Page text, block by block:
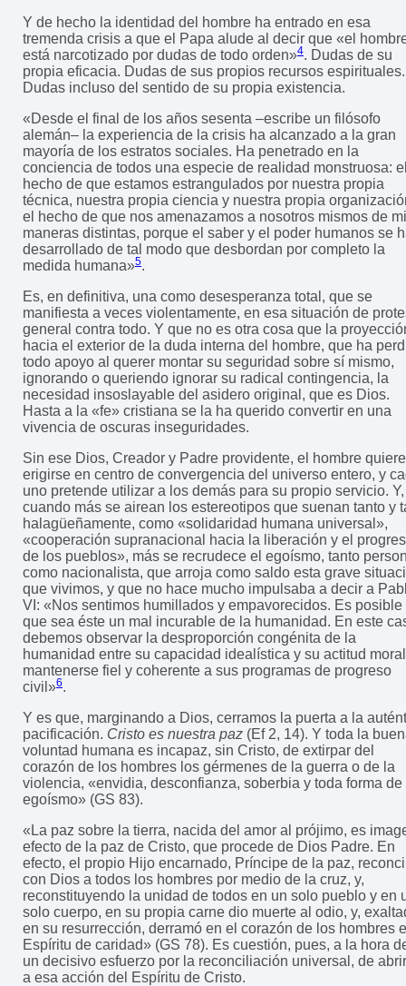
Y de hecho la identidad del hombre ha entrado en esa
tremenda crisis a que el Papa alude al decir que «el
está narcotizado por dudas de todo orden»4. Dudas de su
propia eficacia. Dudas de sus propios recursos espirituales.
Dudas incluso del sentido de su propia existencia.
«Desde el final de los años sesenta –escribe un filósofo
alemán– la experiencia de la crisis ha alcanzado a la gran
mayoría de los estratos sociales. Ha penetrado en la
conciencia de todos una especie de realidad monstruosa:
hecho de que estamos estrangulados por nuestra propia
técnica, nuestra propia ciencia y nuestra propia
el hecho de que nos amenazamos a nosotros mismos de
maneras distintas, porque el saber y el poder humanos se
desarrollado de tal modo que desbordan por completo la
medida humana»5.
Es, en definitiva, una como desesperanza total, que se
manifiesta a veces violentamente, en esa situación de
general contra todo. Y que no es otra cosa que la
hacia el exterior de la duda interna del hombre, que ha
todo apoyo al querer montar su seguridad sobre sí mismo,
ignorando o queriendo ignorar su radical contingencia, la
necesidad insoslayable del asidero original, que es Dios.
Hasta a la «fe» cristiana se la ha querido convertir en una
vivencia de oscuras inseguridades.
Sin ese Dios, Creador y Padre providente, el hombre quiere
erigirse en centro de convergencia del universo entero, y
uno pretende utilizar a los demás para su propio servicio. Y,
cuando más se airean los estereotipos que suenan tanto y
halagüeñamente, como «solidaridad humana universal»,
«cooperación supranacional hacia la liberación y el
de los pueblos», más se recrudece el egoísmo, tanto
como nacionalista, que arroja como saldo esta grave
que vivimos, y que no hace mucho impulsaba a decir a
VI: «Nos sentimos humillados y empavorecidos. Es posible
que sea éste un mal incurable de la humanidad. En este
debemos observar la desproporción congénita de la
humanidad entre su capacidad idealística y su actitud
mantenerse fiel y coherente a sus programas de progreso
civil»6.
Y es que, marginando a Dios, cerramos la puerta a la
pacificación. Cristo es nuestra paz (Ef 2, 14). Y toda la
voluntad humana es incapaz, sin Cristo, de extirpar del
corazón de los hombres los gérmenes de la guerra o de la
violencia, «envidia, desconfianza, soberbia y toda forma de
egoísmo» (GS 83).
«La paz sobre la tierra, nacida del amor al prójimo, es
efecto de la paz de Cristo, que procede de Dios Padre. En
efecto, el propio Hijo encarnado, Príncipe de la paz,
con Dios a todos los hombres por medio de la cruz, y,
reconstituyendo la unidad de todos en un solo pueblo y en
solo cuerpo, en su propia carne dio muerte al odio, y,
en su resurrección, derramó en el corazón de los hombres
Espíritu de caridad» (GS 78). Es cuestión, pues, a la hora
un decisivo esfuerzo por la reconciliación universal, de
a esa acción del Espíritu de Cristo.